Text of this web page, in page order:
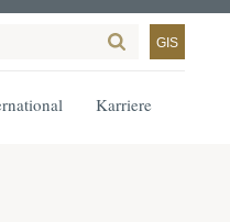
GIS
Karriere